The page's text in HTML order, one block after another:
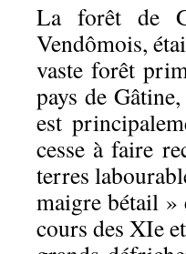
La forêt de
Vendômois,
vaste forêt
pays de
est
cesse à faire
terres
maigre bétail »
cours des XIe